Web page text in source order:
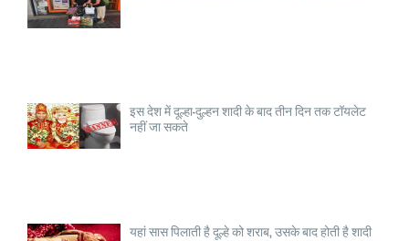
इस देश में दूल्हा—दुल्हन शादी के बाद तीन दिन तक टॉयलेट
नहीं जा सकते
यहां सास पिलाती है दूल्हे को शराब, उसके बाद होती है शादी